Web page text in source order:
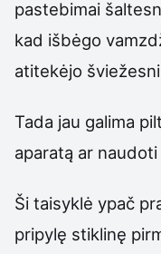
pastebimai
kad išbėgo
atitekėjo
Tada jau galima
aparatą ar
Ši taisyklė ypač
pripylę stiklinę